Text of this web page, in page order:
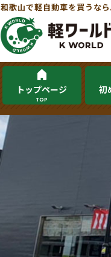
和歌山で軽自動車を買うな
トップページ
TOP
初